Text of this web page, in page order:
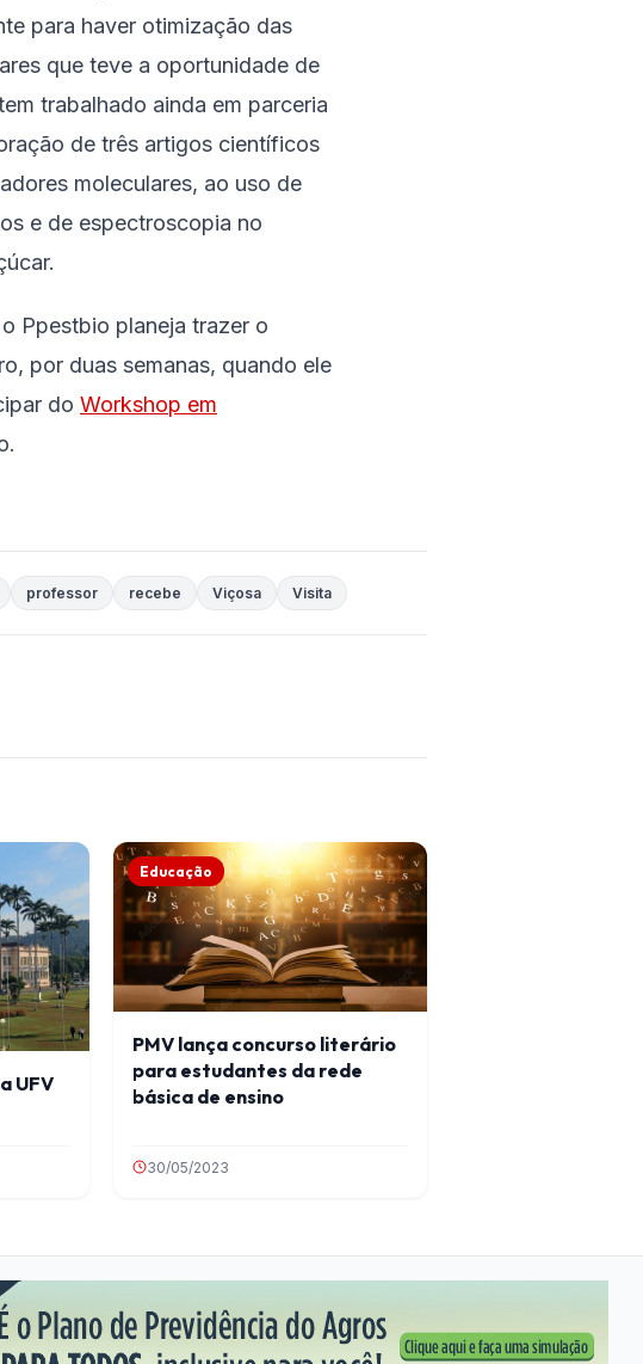
para haver otimização das
que teve a oportunidade de
trabalhado ainda em parceria
de três artigos científicos
moleculares, ao uso de
e de espectroscopia no
Ppestbio planeja trazer o
por duas semanas, quando ele
do Workshop em
professor recebe Viçosa Visita
UFV
Educação
PMV lança concurso literário
para estudantes da rede
básica de ensino
30/05/2023